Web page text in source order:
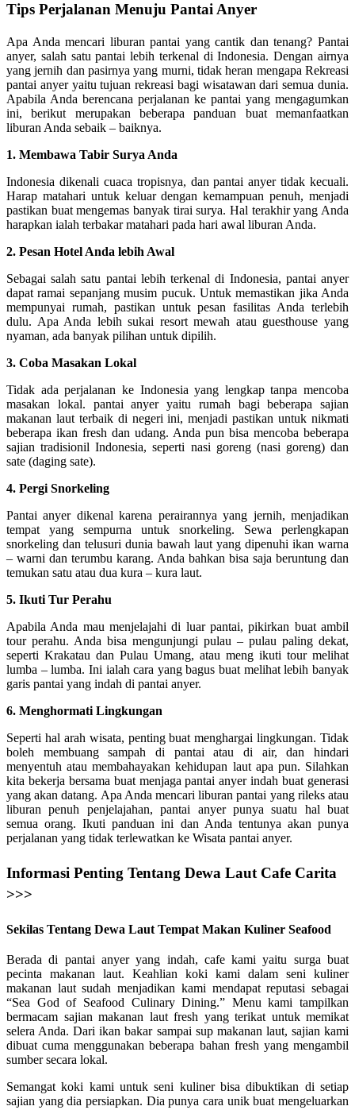
Tips Perjalanan Menuju Pantai Anyer
Apa Anda mencari liburan pantai yang cantik dan tenang? Pantai
anyer, salah satu pantai lebih terkenal di Indonesia. Dengan airnya
yang jernih dan pasirnya yang murni, tidak heran mengapa Rekreasi
pantai anyer yaitu tujuan rekreasi bagi wisatawan dari semua dunia.
Apabila Anda berencana perjalanan ke pantai yang mengagumkan
ini, berikut merupakan beberapa panduan buat memanfaatkan
liburan Anda sebaik – baiknya.
1. Membawa Tabir Surya Anda
Indonesia dikenali cuaca tropisnya, dan pantai anyer tidak kecuali.
Harap matahari untuk keluar dengan kemampuan penuh, menjadi
pastikan buat mengemas banyak tirai surya. Hal terakhir yang Anda
harapkan ialah terbakar matahari pada hari awal liburan Anda.
2. Pesan Hotel Anda lebih Awal
Sebagai salah satu pantai lebih terkenal di Indonesia, pantai anyer
dapat ramai sepanjang musim pucuk. Untuk memastikan jika Anda
mempunyai rumah, pastikan untuk pesan fasilitas Anda terlebih
dulu. Apa Anda lebih sukai resort mewah atau guesthouse yang
nyaman, ada banyak pilihan untuk dipilih.
3. Coba Masakan Lokal
Tidak ada perjalanan ke Indonesia yang lengkap tanpa mencoba
masakan lokal. pantai anyer yaitu rumah bagi beberapa sajian
makanan laut terbaik di negeri ini, menjadi pastikan untuk nikmati
beberapa ikan fresh dan udang. Anda pun bisa mencoba beberapa
sajian tradisionil Indonesia, seperti nasi goreng (nasi goreng) dan
sate (daging sate).
4. Pergi Snorkeling
Pantai anyer dikenal karena perairannya yang jernih, menjadikan
tempat yang sempurna untuk snorkeling. Sewa perlengkapan
snorkeling dan telusuri dunia bawah laut yang dipenuhi ikan warna
– warni dan terumbu karang. Anda bahkan bisa saja beruntung dan
temukan satu atau dua kura – kura laut.
5. Ikuti Tur Perahu
Apabila Anda mau menjelajahi di luar pantai, pikirkan buat ambil
tour perahu. Anda bisa mengunjungi pulau – pulau paling dekat,
seperti Krakatau dan Pulau Umang, atau meng ikuti tour melihat
lumba – lumba. Ini ialah cara yang bagus buat melihat lebih banyak
garis pantai yang indah di pantai anyer.
6. Menghormati Lingkungan
Seperti hal arah wisata, penting buat menghargai lingkungan. Tidak
boleh membuang sampah di pantai atau di air, dan hindari
menyentuh atau membahayakan kehidupan laut apa pun. Silahkan
kita bekerja bersama buat menjaga pantai anyer indah buat generasi
yang akan datang. Apa Anda mencari liburan pantai yang rileks atau
liburan penuh penjelajahan, pantai anyer punya suatu hal buat
semua orang. Ikuti panduan ini dan Anda tentunya akan punya
perjalanan yang tidak terlewatkan ke Wisata pantai anyer.
Informasi Penting Tentang Dewa Laut Cafe Carita
>>>
Sekilas Tentang Dewa Laut Tempat Makan Kuliner Seafood
Berada di pantai anyer yang indah, cafe kami yaitu surga buat
pecinta makanan laut. Keahlian koki kami dalam seni kuliner
makanan laut sudah menjadikan kami mendapat reputasi sebagai
“Sea God of Seafood Culinary Dining.” Menu kami tampilkan
bermacam sajian makanan laut fresh yang terikat untuk memikat
selera Anda. Dari ikan bakar sampai sup makanan laut, sajian kami
dibuat cuma menggunakan beberapa bahan fresh yang mengambil
sumber secara lokal.
Semangat koki kami untuk seni kuliner bisa dibuktikan di setiap
sajian yang dia persiapkan. Dia punya cara unik buat mengeluarkan